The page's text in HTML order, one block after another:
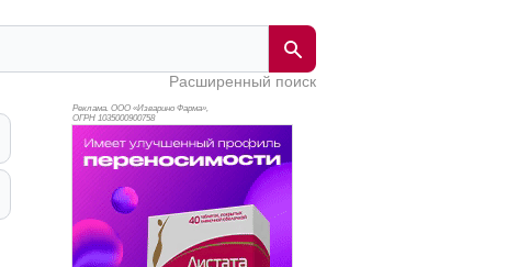
Расширенный поиск
Реклама. ООО «Изварино Фарма»,
ОГРН 1035000900758